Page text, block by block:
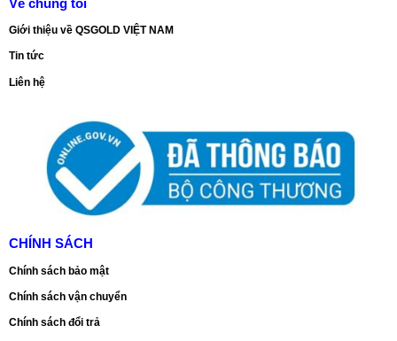
Giới thiệu về QSGOLD VIỆT NAM
Tin tức
Liên hệ
CHÍNH SÁCH
Chính sách bảo mật
Chính sách vận chuyển
Chính sách đổi trả